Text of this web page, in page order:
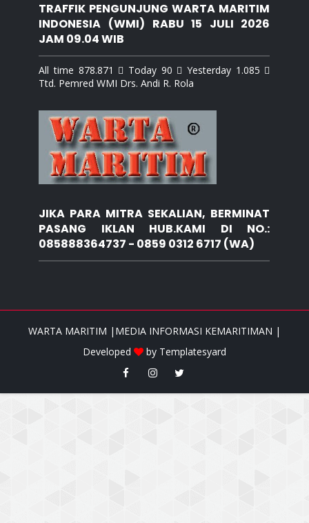
TRAFFIK PENGUNJUNG WARTA MARITIM
INDONESIA (WMI) RABU 15 JULI 2026
JAM 09.04 WIB
All time 878.871  Today 90  Yesterday 1.085 
Ttd. Pemred WMI Drs. Andi R. Rola
JIKA PARA MITRA SEKALIAN, BERMINAT
PASANG IKLAN HUB.KAMI DI NO.:
085888364737 - 0859 0312 6717 (WA)
WARTA MARITIM |MEDIA INFORMASI KEMARITIMAN |
Developed
by Templatesyard